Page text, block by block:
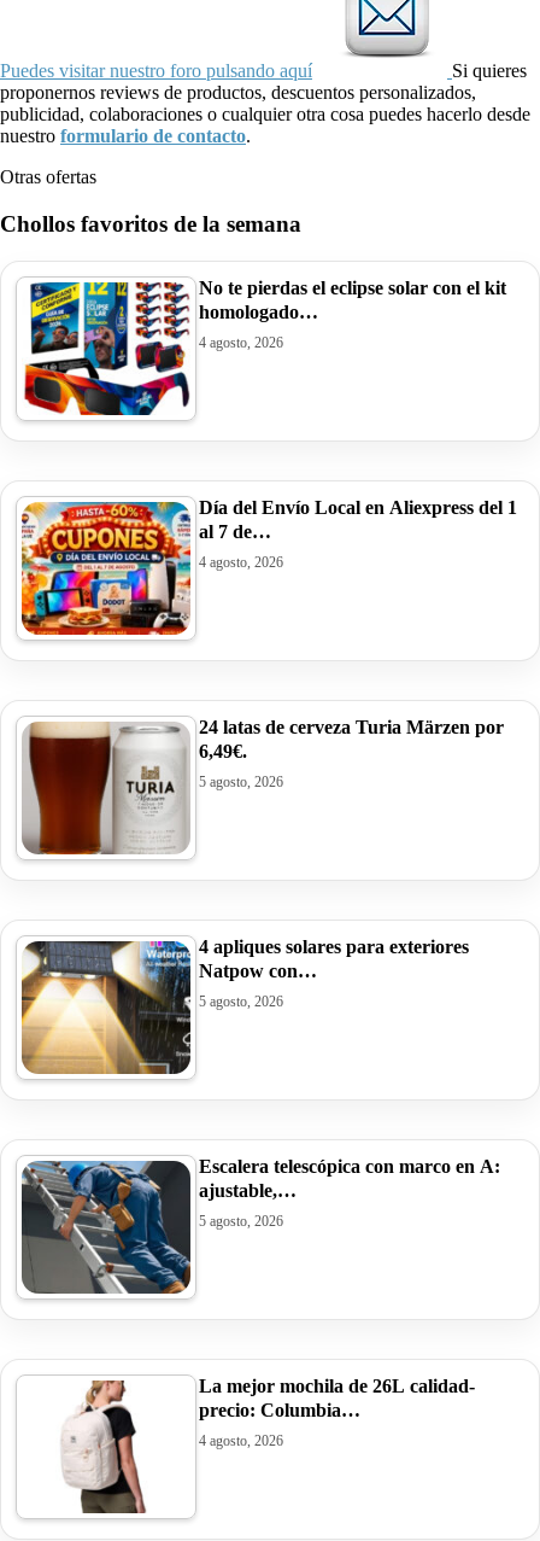
Puedes visitar nuestro foro pulsando aquí
Si quieres
proponernos reviews de productos, descuentos personalizados,
publicidad, colaboraciones o cualquier otra cosa puedes hacerlo desde
nuestro formulario de contacto.
Otras ofertas
Chollos favoritos de la semana
No te pierdas el eclipse solar con el kit
homologado…
4 agosto, 2026
Día del Envío Local en Aliexpress del 1
al 7 de…
4 agosto, 2026
24 latas de cerveza Turia Märzen por
6,49€.
5 agosto, 2026
4 apliques solares para exteriores
Natpow con…
5 agosto, 2026
Escalera telescópica con marco en A:
ajustable,…
5 agosto, 2026
La mejor mochila de 26L calidad-
precio: Columbia…
4 agosto, 2026